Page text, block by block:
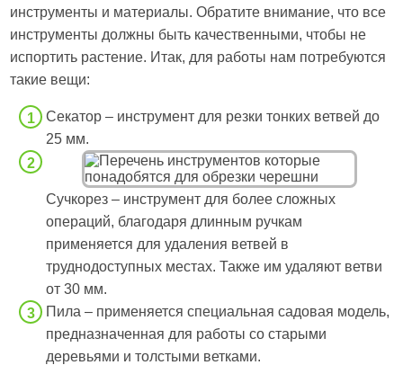
инструменты и материалы. Обратите внимание, что все
инструменты должны быть качественными, чтобы не
испортить растение. Итак, для работы нам потребуются
такие вещи:
Секатор – инструмент для резки тонких ветвей до
25 мм.
Сучкорез – инструмент для более сложных
операций, благодаря длинным ручкам
применяется для удаления ветвей в
труднодоступных местах. Также им удаляют ветви
от 30 мм.
Пила – применяется специальная садовая модель,
предназначенная для работы со старыми
деревьями и толстыми ветками.